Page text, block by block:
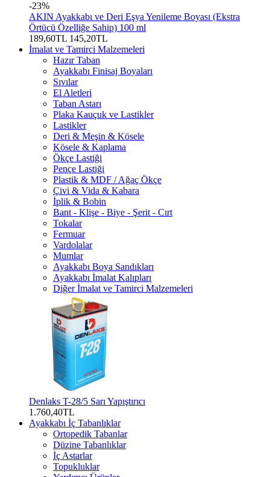
-23%
AKIN Ayakkabı ve Deri Eşya Yenileme Boyası (Ekstra
Örtücü Özelliğe Sahip) 100 ml
189,60TL 145,20TL
İmalat ve Tamirci Malzemeleri
Hazır Taban
Ayakkabı Finisaj Boyaları
Sıvılar
El Aletleri
Taban Astarı
Plaka Kauçuk ve Lastikler
Lastikler
Deri & Meşin & Kösele
Kösele & Kaplama
Ökçe Lastiği
Pençe Lastiği
Plastik & MDF / Ağaç Ökçe
Çivi & Vida & Kabara
İplik & Bobin
Bant - Klişe - Biye - Şerit - Cırt
Tokalar
Fermuar
Vardolalar
Mumlar
Ayakkabı Boya Sandıkları
Ayakkabı İmalat Kalıpları
Diğer İmalat ve Tamirci Malzemeleri
Denlaks T-28/5 Sarı Yapıştırıcı
1.760,40TL
Ayakkabı İç Tabanlıklar
Ortopedik Tabanlar
Düzine Tabanlıklar
İç Astarlar
Topukluklar